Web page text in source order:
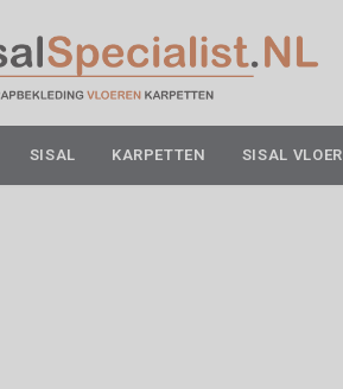
SISAL KARPETTEN SISAL VLOER